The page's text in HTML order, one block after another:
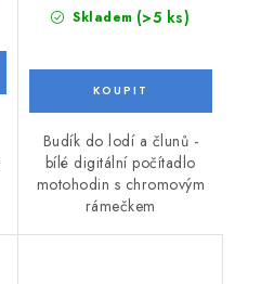
Skladem (>5 ks)
Budík do lodí a člunů -
bílé digitální počítadlo
motohodin s chromovým
rámečkem